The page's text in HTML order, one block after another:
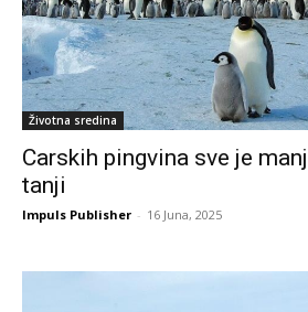
Životna sredina
Carskih pingvina sve je
tanji
Impuls Publisher - 16 Juna, 2025